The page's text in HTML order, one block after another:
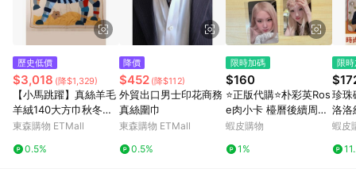
歷史低價
$3,018 (降$1,329)
【小馬跳躍】真絲羊毛
羊絨140大方巾秋冬夏
季薄款保暖絲絨披肩
東森購物 ETMall
0.5%
降價
$452 (降$112)
外貿出口男士印花商務
真絲圍巾
東森購物 ETMall
0.5%
限時加碼
$160
⭐正版代購⭐朴彩英Ros
e肉小卡 檯曆後續周邊
白紗神女手套肉 水晶頭
NK
蝦皮購物
1%
限
珍珠
洛洛
時尚
蝦皮